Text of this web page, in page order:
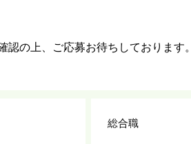
認の上、ご応募お待ちしております。
総合職